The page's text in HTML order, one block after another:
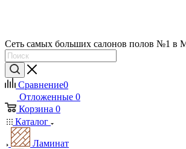
Сеть самых больших салонов полов №1 в
Сравнение0
Отложенные 0
Корзина 0
Каталог
Ламинат